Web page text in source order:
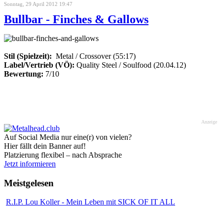
Sonntag, 29 April 2012 19:47
Bullbar - Finches & Gallows
Stil (Spielzeit): Metal / Crossover (55:17)
Label/Vertrieb (VÖ): Quality Steel / Soulfood (20.04.12)
Bewertung: 7/10
Anzeige
Auf Social Media nur eine(r) von vielen?
Hier fällt dein Banner auf!
Platzierung flexibel – nach Absprache
Jetzt informieren
Meistgelesen
R.I.P. Lou Koller - Mein Leben mit SICK OF IT ALL